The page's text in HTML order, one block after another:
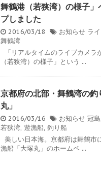
舞鶴港（若狭湾）の様子」
プしました
2016/03/18 お知らせ ラ
舞鶴湾
「リアルタイムのライブカメラ
（若狭湾）の様子」という ...
京都府の北部・舞鶴湾の釣
丸」
2016/03/16 お知らせ 冠島
若狭湾, 遊漁船, 釣り船
美しい日本海。京都府は舞鶴市
漁船「大塚丸」のホームペ ...